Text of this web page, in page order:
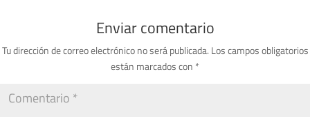
Enviar comentario
Tu dirección de correo electrónico no será publicada. Los campos obligatorios
están marcados con *